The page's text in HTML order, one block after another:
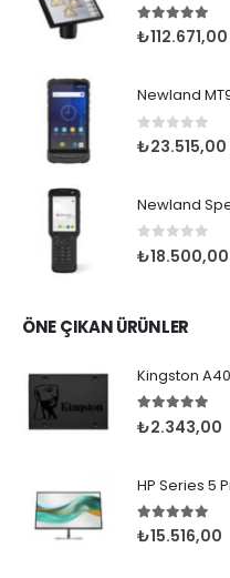
5.00 5
₺112.671,00
0 5
₺23.515,00
0 5
₺18.500,00
ÖNE ÇIKAN ÜRÜNLER
5.005
₺2.343,00
HP Series 5
5.005
₺15.516,00